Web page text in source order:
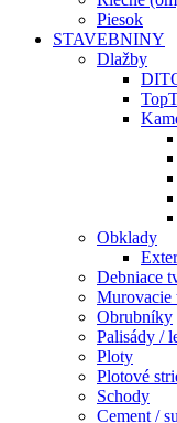
Piesok
STAVEBNINY
Dlažby
Obklady
Debniace
Murovacie
Obrubníky
Palisády /
Ploty
Plotové
Schody
Cement /